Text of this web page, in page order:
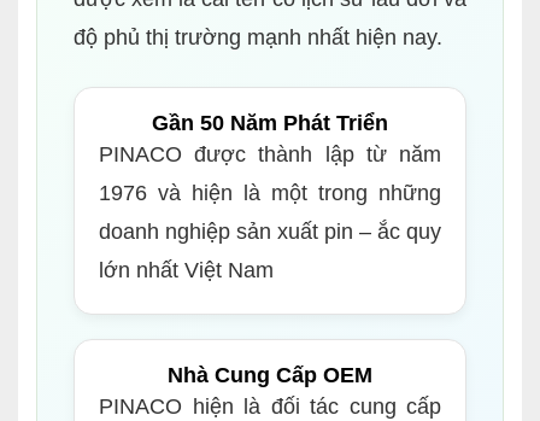
độ phủ thị trường mạnh nhất hiện nay.
Gần 50 Năm Phát Triển
PINACO được thành lập từ năm
1976 và hiện là một trong những
doanh nghiệp sản xuất pin – ắc quy
lớn nhất Việt Nam
Nhà Cung Cấp OEM
PINACO hiện là đối tác cung cấp